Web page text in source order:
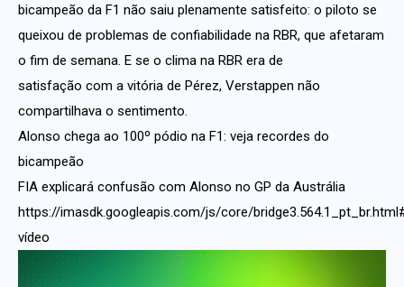
bicampeão da F1 não saiu plenamente satisfeito: o piloto se
queixou de problemas de confiabilidade na RBR, que afetaram
o fim de semana. E se o clima na RBR era de
satisfação com a vitória de Pérez, Verstappen não
compartilhava o sentimento.
Alonso chega ao 100º pódio na F1: veja recordes do
bicampeão
FIA explicará confusão com Alonso no GP da Austrália
https://imasdk.googleapis.com/js/core/
vídeo